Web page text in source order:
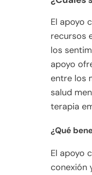
El apoyo
recursos
los
apoyo
entre los
salud
terapia
¿Qué
El apoyo
conexión